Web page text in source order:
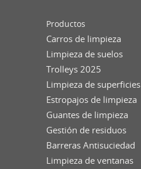
Productos
Carros de limpieza
Limpieza de suelos
Trolleys 2025
Limpieza de superficies
Estropajos de limpieza
Guantes de limpieza
Gestión de residuos
Barreras Antisuciedad
Limpieza de ventanas